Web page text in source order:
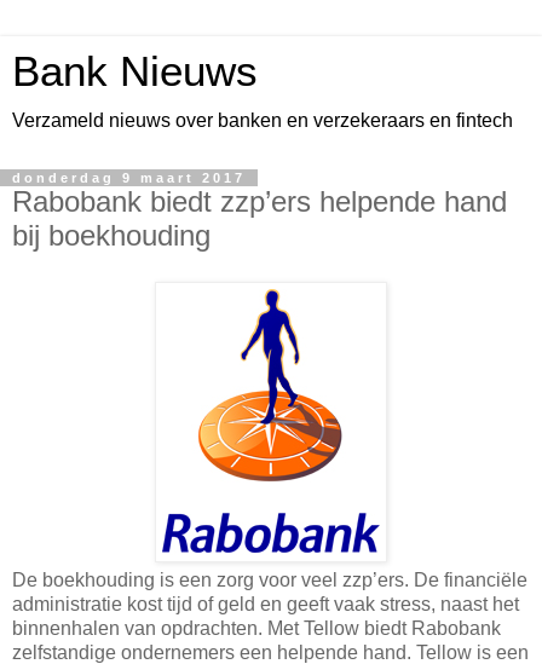
Bank Nieuws
Verzameld nieuws over banken en verzekeraars en fintech
donderdag 9 maart 2017
Rabobank biedt zzp’ers helpende hand
bij boekhouding
De boekhouding is een zorg voor veel zzp’ers. De financiële
administratie kost tijd of geld en geeft vaak stress, naast het
binnenhalen van opdrachten. Met Tellow biedt Rabobank
zelfstandige ondernemers een helpende hand. Tellow is een